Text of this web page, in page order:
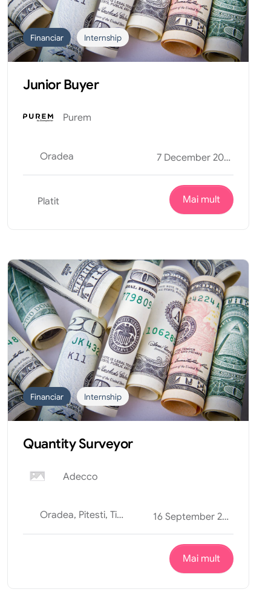
Financiar Internship
Junior Buyer
Purem
Oradea 7 December 2025
Platit Mai mult
Financiar Internship
Quantity Surveyor
Adecco
Oradea, Pitesti, Timisoara 16 September 2025
Mai mult